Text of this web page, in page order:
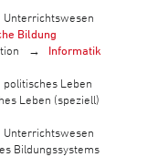
Unterrichtswesen
Bildung
Informatik
politisches Leben
Leben (speziell)
Unterrichtswesen
Bildungssystems